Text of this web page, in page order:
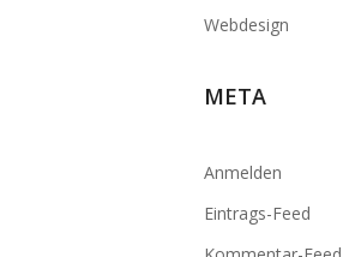
Webdesign
META
Anmelden
Eintrags-Feed